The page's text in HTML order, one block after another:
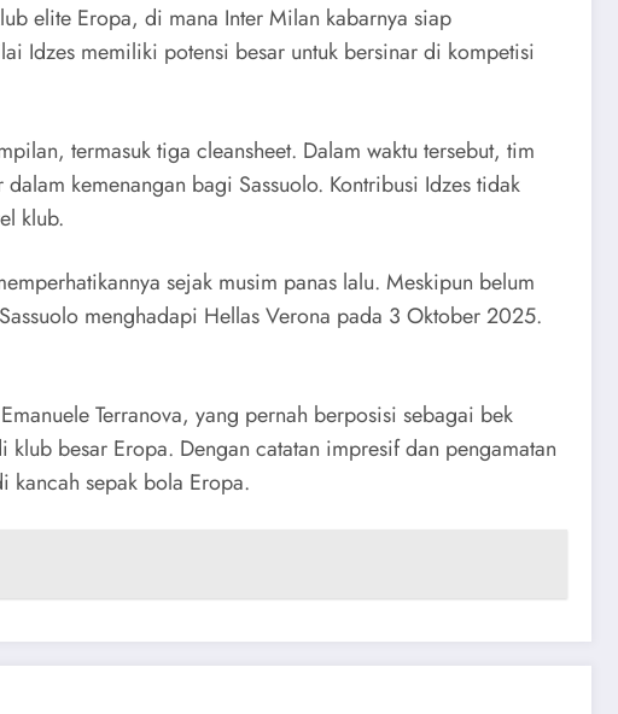
elite Eropa, di mana Inter Milan kabarnya siap
Idzes memiliki potensi besar untuk bersinar di kompetisi
termasuk tiga cleansheet. Dalam waktu tersebut, tim
kemenangan bagi Sassuolo. Kontribusi Idzes tidak
klub.
sejak musim panas lalu. Meskipun belum
menghadapi Hellas Verona pada 3 Oktober 2025.
Terranova, yang pernah berposisi sebagai bek
besar Eropa. Dengan catatan impresif dan pengamatan
kancah sepak bola Eropa.